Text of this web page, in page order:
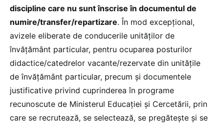
discipline care nu sunt înscrise în documentul de
numire/transfer/repartizare. În mod excepţional,
avizele eliberate de conducerile unităţilor de
învăţământ particular, pentru ocuparea posturilor
didactice/catedrelor vacante/rezervate din unităţile
de învăţământ particular, precum şi documentele
justificative privind cuprinderea în programe
recunoscute de Ministerul Educației și Cercetării, prin
care se recrutează, se selectează, se pregătește și se